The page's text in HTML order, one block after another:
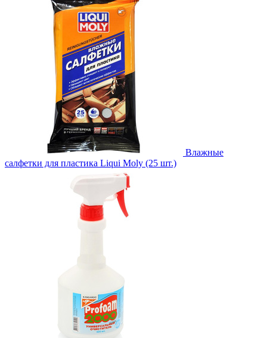
Влажные
салфетки для пластика Liqui Moly (25 шт.)